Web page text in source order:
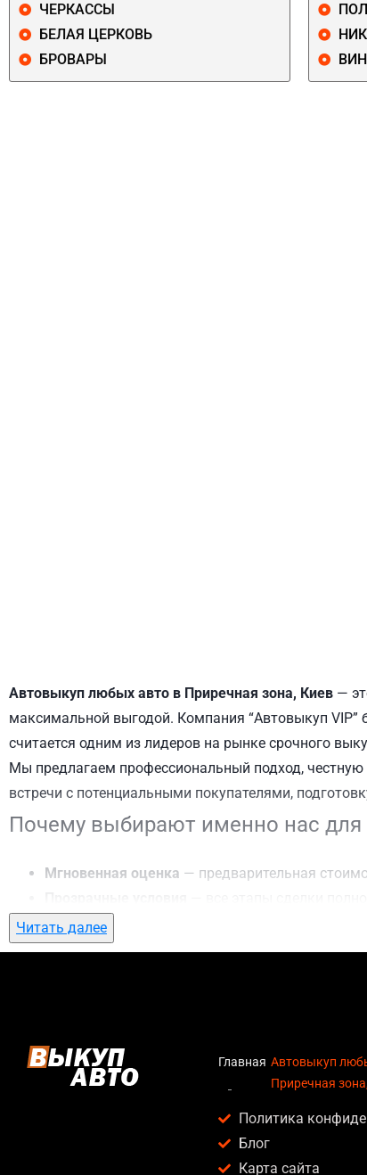
ЧЕРКАССЫ
БЕЛАЯ ЦЕРКОВЬ
БРОВАРЫ
Автовыкуп любых авто в Приречная зона, Киев —
максимальной выгодой. Компания “Автовыкуп VIP”
считается одним из лидеров на рынке срочного
Мы предлагаем профессиональный подход,
встречи с потенциальными покупателями,
Почему выбирают именно нас
Мгновенная оценка — предварительная
Гибкий подход
Честные цены— предлагаем до 95% от
Кому подойдет автовыкуп любых
Услуга автовыкуп любых авто в Приречная зона,
Владельцев автомобилей после аварии, когда
Читать далее
Главная Автовыкуп
Приречная
Политика
Блог
Карта сайта